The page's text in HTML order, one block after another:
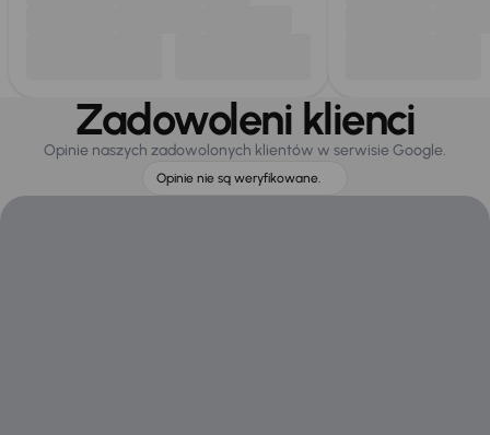
Zadowoleni klienci
Opinie naszych zadowolonych klientów w serwisie Google.
Opinie nie są weryfikowane.